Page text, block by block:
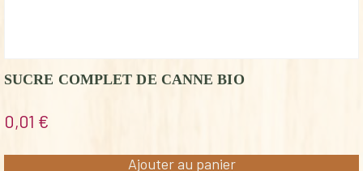
SUCRE COMPLET DE CANNE BIO
0,01 €
Ajouter au panier